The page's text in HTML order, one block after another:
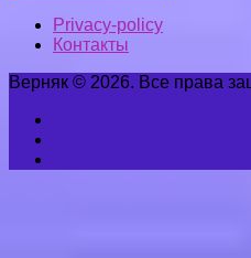
Privacy-policy
Контакты
Верняк © 2026. Все права